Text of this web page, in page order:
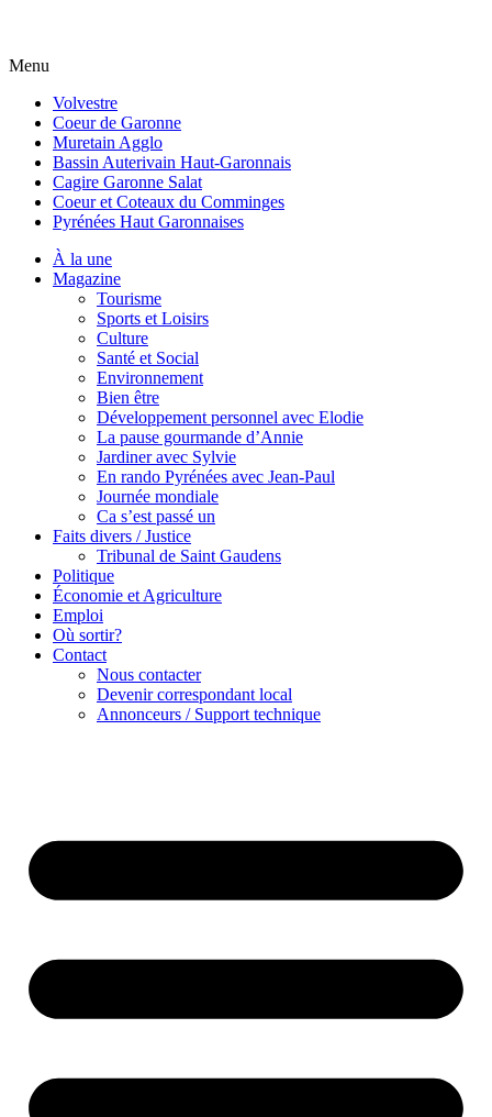
Menu
Volvestre
Coeur de Garonne
Muretain Agglo
Bassin Auterivain Haut-Garonnais
Cagire Garonne Salat
Coeur et Coteaux du Comminges
Pyrénées Haut Garonnaises
À la une
Magazine
Tourisme
Sports et Loisirs
Culture
Santé et Social
Environnement
Bien être
Développement personnel avec Elodie
La pause gourmande d’Annie
Jardiner avec Sylvie
En rando Pyrénées avec Jean-Paul
Journée mondiale
Ca s’est passé un
Faits divers / Justice
Tribunal de Saint Gaudens
Politique
Économie et Agriculture
Emploi
Où sortir?
Contact
Nous contacter
Devenir correspondant local
Annonceurs / Support technique